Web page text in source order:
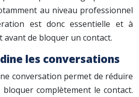
au niveau professionnel
est donc essentielle et à
de bloquer un contact.
les conversations
conversation permet de réduire
complètement le contact.